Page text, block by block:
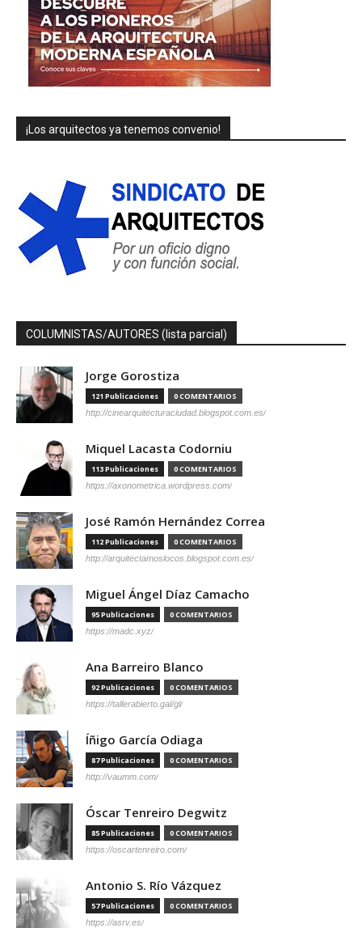
¡Los arquitectos ya tenemos convenio!
COLUMNISTAS/AUTORES (lista parcial)
Jorge Gorostiza
121 Publicaciones 0 COMENTARIOS
http://cinearquitecturaciudad.blogspot.com.es/
Miquel Lacasta Codorniu
113 Publicaciones 0 COMENTARIOS
https://axonometrica.wordpress.com/
José Ramón Hernández Correa
112 Publicaciones 0 COMENTARIOS
http://arquitectamoslocos.blogspot.com.es/
Miguel Ángel Díaz Camacho
95 Publicaciones 0 COMENTARIOS
https://madc.xyz/
Ana Barreiro Blanco
92 Publicaciones 0 COMENTARIOS
https://tallerabierto.gal/gl/
Íñigo García Odiaga
87 Publicaciones 0 COMENTARIOS
http://vaumm.com/
Óscar Tenreiro Degwitz
85 Publicaciones 0 COMENTARIOS
https://oscartenreiro.com/
Antonio S. Río Vázquez
57 Publicaciones 0 COMENTARIOS
https://asrv.es/